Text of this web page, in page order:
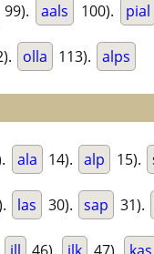
99). aals 100). pial
olla 113). alps
ala 14). alp 15).
las 30). sap 31).